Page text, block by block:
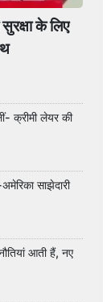
के लिए
क्रीमी लेयर की
साझेदारी
आती हैं, नए